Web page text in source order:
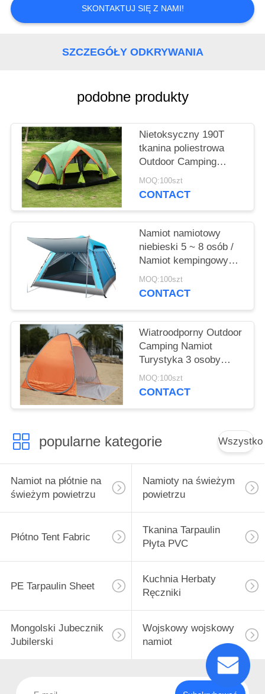
NAMI
SITEMAP
SKONTAKTUJ SIĘ Z NAMI!
SZCZEGÓŁY ODKRYWANIA
podobne produkty
Nietoksyczny 190T
tkanina poliestrowa
Outdoor Camping
Namiot 2
pomieszczenie dla 8 do
MOQ:100szt
CONTACT
Namiot namiotowy
niebieski 5 ~ 8 osób /
Namiot kempingowy
dwuwarstwowy
MOQ:100szt
CONTACT
Wiatroodporny Outdoor
Camping Namiot
Turystyka 3 osoby
Automatyczne
Natychmiastowy Pop
MOQ:100szt
CONTACT
popularne kategorie Wszystko
Namiot na płótnie na
świeżym powietrzu
Namioty na świeżym
powietrzu
Płótno Tent Fabric
Tkanina Tarpaulin
Płyta PVC
PE Tarpaulin Sheet
Kuchnia Herbaty
Ręczniki
Mongolski Jubecznik
Jubilerski
Wojskowy wojskowy
namiot